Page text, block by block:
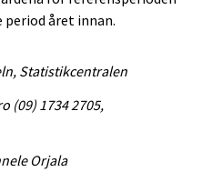
period året innan.
Statistikcentralen
(09) 1734 2705,
Orjala